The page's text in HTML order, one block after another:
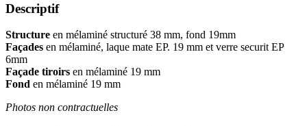
Descriptif
Structure en mélaminé structuré 38 mm, fond 19mm
Façades en mélaminé, laque mate EP. 19 mm et verre securit EP
6mm
Façade tiroirs en mélaminé 19 mm
Fond en mélaminé 19 mm
Photos non contractuelles